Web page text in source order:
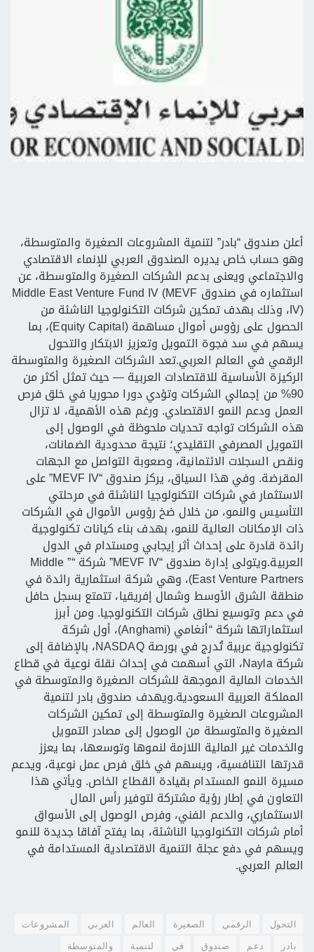
أعلن صندوق “بادر” لتنمية المشروعات الصغيرة والمتوسطة،
وهو حساب خاص يديره الصندوق العربي للإنماء الاقتصادي
والاجتماعي ويعنى بدعم الشركات الصغيرة والمتوسطة، عن
استثماره في صندوق Middle East Venture Fund IV (MEVF
IV)، وذلك بهدف تمكين شركات التكنولوجيا الناشئة من
الحصول على رؤوس أموال مساهمة (Equity Capital)، بما
يسهم في سد فجوة التمويل وتعزيز الابتكار والتحول
الرقمي في العالم العربي.تعد الشركات الصغيرة والمتوسطة
الركيزة الأساسية للاقتصادات العربية — حيث تمثل أكثر من
90% من إجمالي الشركات وتؤدي دورا محوريا في خلق فرص
العمل ودعم النمو الاقتصادي. ورغم هذه الأهمية، لا تزال
هذه الشركات تواجه تحديات ملحوظة في الوصول إلى
التمويل المصرفي التقليدي؛ نتيجة محدودية الضمانات،
ونقص السجلات الائتمانية، وصعوبة التواصل مع الجهات
المقرضة. وفي هذا السياق، يركز صندوق “MEVF IV” على
الاستثمار في شركات التكنولوجيا الناشئة في مرحلتي
التأسيس والنمو، من خلال ضخ رؤوس الأموال في الشركات
ذات الإمكانات العالية للنمو، بهدف بناء كيانات تكنولوجية
رائدة قادرة على إحداث أثر إيجابي ومستدام في الدول
العربية.ويتولى إدارة صندوق “MEVF IV” شركة “” Middle
East Venture Partners)، وهي شركة استثمارية رائدة في
منطقة الشرق الأوسط وشمال إفريقيا، تتمتع بسجل حافل
في دعم وتوسيع نطاق شركات التكنولوجيا. ومن أبرز
استثماراتها شركة “أنغامي (Anghami)، أول شركة
تكنولوجية عربية تُدرج في بورصة NASDAQ، بالإضافة إلى
شركة Nayla، التي أسهمت في إحداث نقلة نوعية في قطاع
الخدمات المالية الموجهة للشركات الصغيرة والمتوسطة في
المملكة العربية السعودية.ويهدف صندوق بادر لتنمية
المشروعات الصغيرة والمتوسطة إلى تمكين الشركات
الصغيرة والمتوسطة من الوصول إلى مصادر التمويل
والخدمات غير المالية اللازمة لنموها وتوسعها، بما يعزز
قدرتها التنافسية، ويسهم في خلق فرص عمل نوعية، ويدعم
مسيرة النمو المستدام بقيادة القطاع الخاص. ويأتي هذا
التعاون في إطار رؤية مشتركة لتوفير رأس المال
الاستثماري، والدعم الفني، وفرص الوصول إلى الأسواق
أمام شركات التكنولوجيا الناشئة، بما يفتح آفاقا جديدة للنمو
ويسهم في دفع عجلة التنمية الاقتصادية المستدامة في
العالم العربي.
التحول الرقمي الصغيرة العالم العربي
المشروعات
بادر
دعم صندوق في لتنمية
والمتوسطة